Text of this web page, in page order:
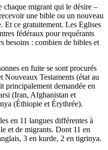
chaque migrant qui le désire –
une bible ou un nouveau
Et ce gratuitement. Les Eglises
fédéraux pour requérants
besoins : combien de bibles et
en fuite se sont procurés
Nouveaux Testaments (état au
principalement demandée en
(Iran, Afghanistan et
(Éthiopie et Érythrée).
en 11 langues différentes à
et de migrants. Dont 11 en
3 en kurde, 2 en tigrinya.